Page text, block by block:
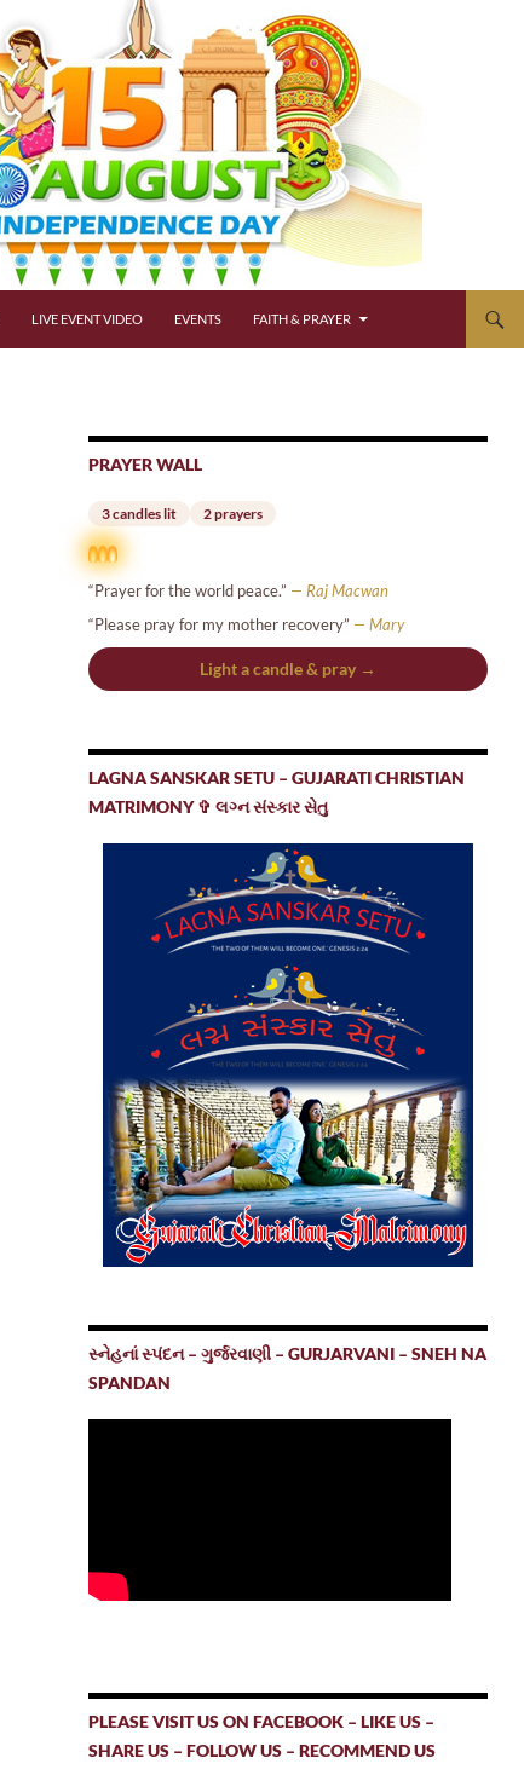
LIVE EVENT VIDEO EVENTS FAITH & PRAYER
PRAYER WALL
3 candles lit 2 prayers
“Prayer for the world peace.” — Raj Macwan
“Please pray for my mother recovery” — Mary
Light a candle & pray →
LAGNA SANSKAR SETU – GUJARATI CHRISTIAN
MATRIMONY ✞ લગ્ન સંસ્કાર સેતુ
સ્નેહનાં સ્પંદન – ગુર્જરવાણી – GURJARVANI – SNEH NA
SPANDAN
PLEASE VISIT US ON FACEBOOK – LIKE US –
SHARE US – FOLLOW US – RECOMMEND US